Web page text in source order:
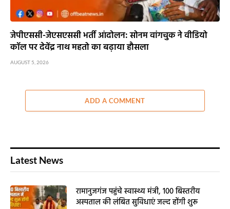
जेपीएससी-जेएसएससी भर्ती आंदोलन: सोनम वांगचुक ने वीडियो
कॉल पर देवेंद्र नाथ महतो का बढ़ाया हौसला
AUGUST 5, 2026
ADD A COMMENT
Latest News
रामानुजगंज पहुंचे स्वास्थ्य मंत्री, 100 बिस्तरीय
अस्पताल की लंबित सुविधाएं जल्द होंगी शुरू